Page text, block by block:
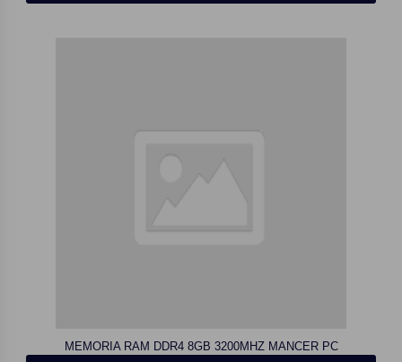
MEMORIA RAM DDR4 8GB 3200MHZ MANCER PC